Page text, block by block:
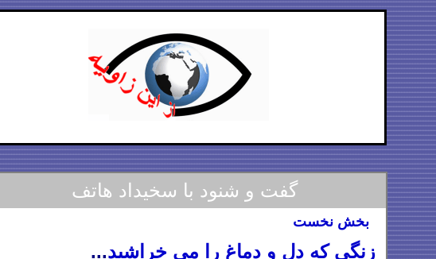
گفت و شنود با سخیداد هاتف
بخش نخست
زنگی که دل و دماغ را می خراشید...
گفت و شنود با سخیدداد هاتف